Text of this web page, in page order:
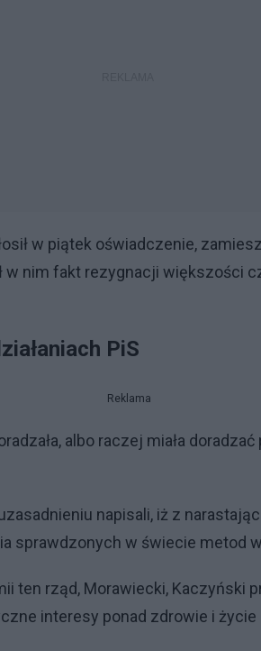
w piątek oświadczenie,
w nim fakt rezygnacji większości
PiS
Reklama
albo raczej miała
napisali, iż z
sprawdzonych w świecie metod
ten rząd, Morawiecki, Kaczyński
interesy ponad zdrowie i życie